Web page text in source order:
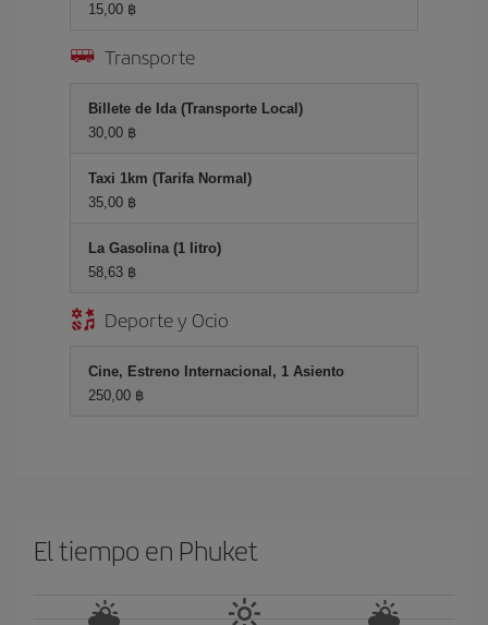
15,00 ฿
Transporte
Billete de Ida (Transporte Local)
30,00 ฿
Taxi 1km (Tarifa Normal)
35,00 ฿
La Gasolina (1 litro)
58,63 ฿
Deporte y Ocio
Cine, Estreno Internacional, 1 Asiento
250,00 ฿
El tiempo en Phuket